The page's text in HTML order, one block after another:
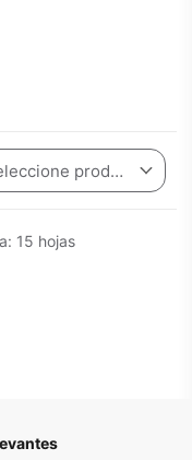
Por favor seleccione producto
15 hojas